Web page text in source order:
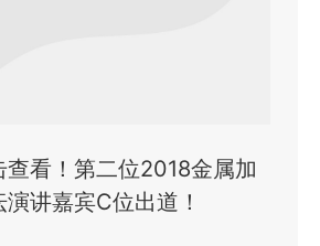
查看！第二位2018金属加
讲嘉宾C位出道！